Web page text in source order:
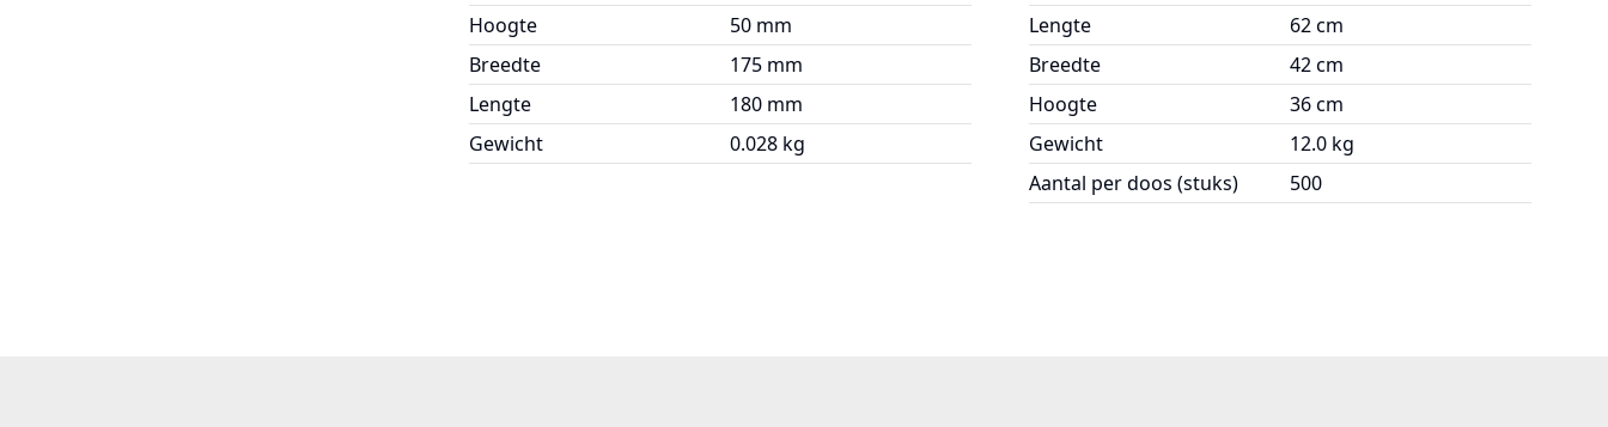
Hoogte
50 mm
Breedte
175 mm
Lengte
180 mm
Gewicht
0.028 kg
Lengte
62 cm
Breedte
42 cm
Hoogte
36 cm
Gewicht
12.0 kg
Aantal per doos (stuks)
500